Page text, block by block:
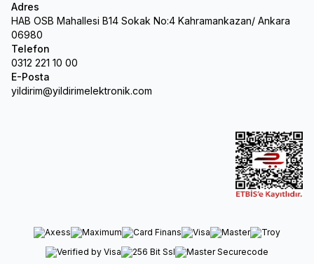
Adres
HAB OSB Mahallesi B14 Sokak No:4 Kahramankazan/ Ankara
06980
Telefon
0312 221 10 00
E-Posta
yildirim@yildirimelektronik.com